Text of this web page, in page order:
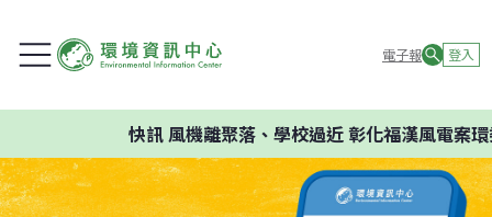
電子報 登入
快訊風機離聚落、學校過近 彰化福漢風電案環